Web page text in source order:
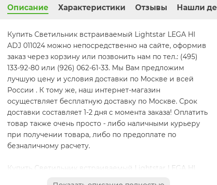
Описание Характеристики Отзывы Нашли
Купить Светильник встраиваемый Lightstar LEGA HI
ADJ 011024 можно непосредственно на сайте, оформив
заказ через корзину или позвонить нам по тел.: (495)
133-92-80 или (926) 062-61-33. Мы Вам предложим
лучшую цену и условия доставки по Москве и всей
России . К тому же, наш интернет-магазин
осуществляет бесплатную доставку по Москве. Срок
доставки составляет 1-2 дня с момента заказа! Оплатить
товар также очень просто - либо наличными курьеру
при получении товара, либо по предоплате по
безналичному расчету.
Купить Светильник встраиваемый Lightstar LEGA HI